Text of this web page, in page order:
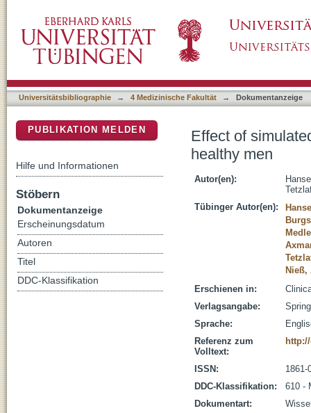
Universitätsbibliographie → 4 Medizinische Fakultät → Dokumentanzeige
Effect of
healthy men
Autor(en):
Tübinger Autor(en):
Nieß,
Erschienen in:
Verlagsangabe:
Sprache:
Referenz zum
Volltext:
ISSN:
1861-
DDC-Klassifikation:
610 -
Dokumentart:
PUBLIKATION MELDEN
Hilfe und Informationen
Stöbern
Dokumentanzeige
Erscheinungsdatum
Autoren
Titel
DDC-Klassifikation